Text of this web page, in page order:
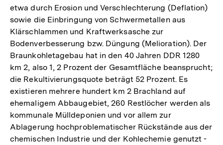
etwa durch Erosion und Verschlechterung (Deflation)
sowie die Einbringung von Schwermetallen aus
Klärschlammen und Kraftwerksasche zur
Bodenverbesserung bzw. Düngung (Melioration). Der
Braunkohletagebau hat in den 40 Jahren DDR 1280
km 2, also 1, 2 Prozent der Gesamtfläche beansprucht;
die Rekultivierungsquote beträgt 52 Prozent. Es
existieren mehrere hundert km 2 Brachland auf
ehemaligem Abbaugebiet, 260 Restlöcher werden als
kommunale Mülldeponien und vor allem zur
Ablagerung hochproblematischer Rückstände aus der
chemischen Industrie und der Kohlechemie genutzt -